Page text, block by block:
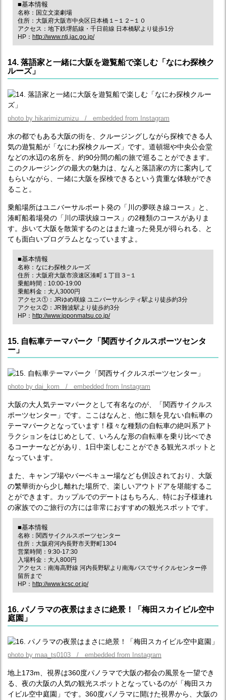
■基本情報
名称：国立文楽劇場
住所：大阪府大阪市中央区日本橋１−１２−１０
アクセス：地下鉄堺筋線・千日前線 日本橋駅より徒歩1分
HP： http://www.ntj.jac.go.jp/
14. 落語家と一緒に大阪を遊覧船で楽しむ「なにわ探検ク
ルーズ」
photo by hikarimizumizu / embedded from Instagram
水の都でもある大阪の街を、クルージングしながら探検できる人
気の遊覧船が「なにわ探検クルーズ」です。道頓堀や中央公会堂
などの水辺の名所を、約90分間の船の旅で巡ることができます。
このクルージングの最大の魅力は、なんと落語家の方に案内して
もらいながら、一緒に大阪を探検できるという貴重な体験ができ
ること。
乗船場所はユニバーサルポート発の「川の夢咲き線コース」と、
湊町船着場発の「川の環状線コース」の2種類のコースがありま
す。歩いて大阪を散策するのとはまた違った発見が得られる、と
ても面白いプログラムとなっていますよ。
■基本情報
名称：なにわ探検クルーズ
住所：大阪府大阪市浪速区湊町１丁目３−１
乗船時間：10:00-19:00
乗船料金：大人3000円
アクセス①：JRゆめ咲線 ユニバーサルシティ駅より徒歩約3分
アクセス②：JR難波駅より徒歩約3分
HP： http://www.ipponmatsu.co.jp/
15. 自転車テーマパーク「関西サイクルスポーツセンタ
ー」
photo by dai_kom / embedded from Instagram
大阪の大人気テーマパークとして有名なのが、「関西サイクルス
ポーツセンター」です。ここはなんと、他に類を見ない自転車の
テーマパークとなっています！様々な種類の自転車の絶叫系アト
ラクションをはじめとして、いろんな形の自転車を乗り比べでき
るコーナーなどがあり、1日中楽しむことができる観光スポットと
なっています。
また、キャンプ場やバーベキュー場なども併設されており、大阪
の繁華街から少し離れた場所で、楽しいアウトドアを堪能するこ
とができます。カップルでのデートはもちろん、特にお子様連れ
の家族でのご旅行の方には非常におすすめの観光スポットです。
■基本情報
名称：関西サイクルスポーツセンター
住所：大阪府河内長野市天野町1304
営業時間：9:30-17:30
入場料金：大人800円
アクセス：南海高野線 河内長野駅より南海バスでサイクルセンター停
留所まで
HP： http://www.kcsc.or.jp/
16. パノラマの夜景はまさに絶景！「梅田スカイビル空中
庭園」
photo by maa_ts0103 / embedded from Instagram
地上173m、視界は360度パノラマで大阪の都会の風景を一望でき
る、夜の大阪の人気の観光スポットとなっているのが「梅田スカ
イビル空中庭園」です。360度パノラマに開けた視界から、大阪の